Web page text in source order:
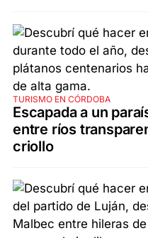
TURISMO EN CÓRDOBA
Escapada a un
entre ríos
criollo